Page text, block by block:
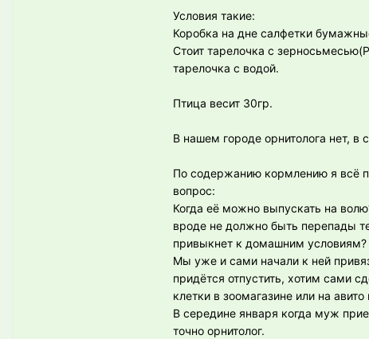
Условия такие:
Коробка на дне салфетки
Стоит тарелочка с
тарелочка с водой.
Птица весит 30гр.
В нашем городе орнитолога нет, в
По содержанию кормлению я всё
вопрос:
Когда её можно выпускать на
вроде не должно быть перепады
привыкнет к домашним условиям?
Мы уже и сами начали к ней
придётся отпустить, хотим сами
клетки в зоомагазине или на
В середине января когда муж
точно орнитолог.